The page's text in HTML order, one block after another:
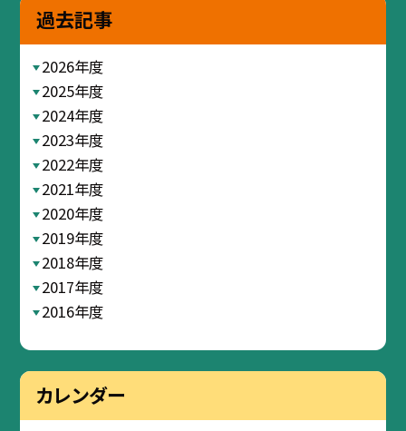
過去記事
2026年度
2025年度
2024年度
2023年度
2022年度
2021年度
2020年度
2019年度
2018年度
2017年度
2016年度
カレンダー